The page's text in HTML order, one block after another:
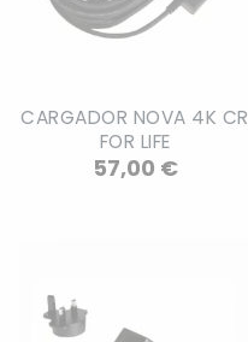
CARGADOR NOVA 4K CR
FOR LIFE
57,00 €Precio